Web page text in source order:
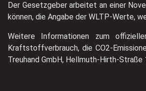
Der Gesetzgeber arbeitet an einer
können, die Angabe der WLTP-Werte,
Weitere Informationen zum
Kraftstoffverbrauch, die CO2-
Treuhand GmbH, Hellmuth-Hirth-